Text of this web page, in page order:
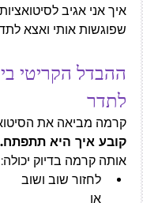
איך אני אגיב
שפוגשות אותי ואצא
ההבדל הקריטי
לתדר
קרמה מביאה את
קובע איך היא תתפתח.
אותה קרמה בדיוק יכולה:
לחזור שוב ושוב
או